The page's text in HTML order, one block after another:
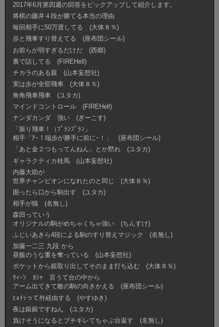
2017年6月第四週の回答をピックアップして紹介します。
将棋の藤井４段が勝てる本当の理由
毎回相手に50万渡してる (大体８％)
歩と飛車すり替えてる (座布団シール)
お前らが弱すぎるだけだ (西郷)
裏で話してる (FIREHell)
チカラのある親 (山本妄想社)
実は歩が全部飛車 (大体８％)
角角飛車飛車 (ユタカ)
マインドコントロール (FIREHell)
ナンダカンダ 強い (ぎーこす)
「振り飛車！（ﾌﾟﾗﾝﾌﾟﾗﾝ」
相手「ｱｰ！端歩が勝手に前にｰ！」 (座布団シール)
「あと金２つもってんねん」とか黙れ (ユタカ)
ギャラクティカ桂馬 (山本妄想社)
内藤大助が
世界チャンピオンになれたのと同じ (大体８％)
困ったら口から駒出す (ユタカ)
相手が猫 (名無し)
森田っていう
オリジナルの駒がめちゃくちゃ強い (ちんすけ)
ふじいあきら4段による駒のすり替えマジック (名無し)
加藤一二三 九段 から
昼飯のうな重を奪っている (山本妄想社)
ポケットから銀取り出してそのまま打ち込む (大体８％)
ｳｨｰﾝ ｶｼｬ 言うて台の中から
アーム出てきて敵の駒の向きかえる (座布団シール)
ﾋｮｲｯって外経由する (やすゆき)
夜は銀銀ですねん (ユタカ)
負けそうになるとブチギレてちゃぶ台返す (名無し)